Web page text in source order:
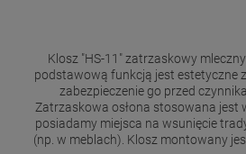
Klosz "HS-11" zatrzaskowy
podstawową funkcją jest estetyczne
zabezpieczenie go przed
Zatrzaskowa osłona stosowana jest
posiadamy miejsca na wsunięcie
(np. w meblach). Klosz montowany